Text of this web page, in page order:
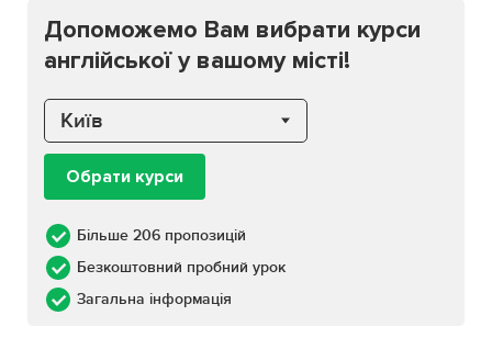
Допоможемо Вам вибрати курси
англійської у вашому місті!
Київ
Обрати курси
Більше 206 пропозицій
Безкоштовний пробний урок
Загальна інформація